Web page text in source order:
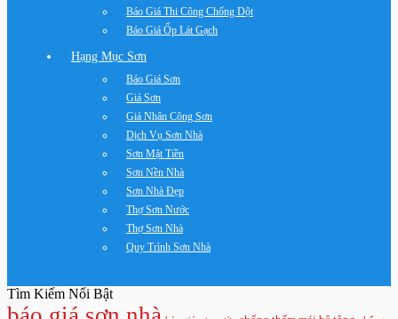
Báo Giá Thi Công Chống Dột
Báo Giá Ốp Lát Gạch
Hạng Mục Sơn
Báo Giá Sơn
Giá Sơn
Giá Nhân Công Sơn
Dịch Vụ Sơn Nhà
Sơn Mặt Tiền
Sơn Nền Nhà
Sơn Nhà Đẹp
Thợ Sơn Nước
Thợ Sơn Nhà
Quy Trình Sơn Nhà
Tìm Kiếm Nổi Bật